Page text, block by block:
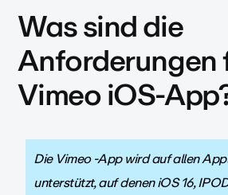
Was sind die
Anforderungen
Vimeo iOS-
Die Vimeo -App wird auf allen
unterstützt, auf denen iOS 16,